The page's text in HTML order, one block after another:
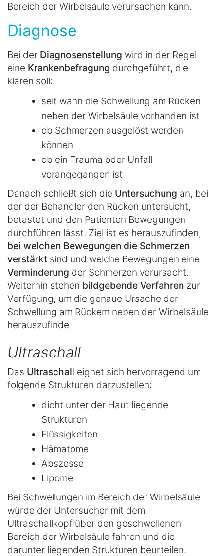
Bereich der Wirbelsäule verursachen kann.
Diagnose
Bei der Diagnosenstellung wird in der Regel
eine Krankenbefragung durchgeführt, die
klären soll:
seit wann die Schwellung am Rücken
neben der Wirbelsäule vorhanden ist
ob Schmerzen ausgelöst werden
können
ob ein Trauma oder Unfall
vorangegangen ist
Danach schließt sich die Untersuchung an, bei
der der Behandler den Rücken untersucht,
betastet und den Patienten Bewegungen
durchführen lässt. Ziel ist es herauszufinden,
bei welchen Bewegungen die Schmerzen
verstärkt sind und welche Bewegungen eine
Verminderung der Schmerzen verursacht.
Weiterhin stehen bildgebende Verfahren zur
Verfügung, um die genaue Ursache der
Schwellung am Rückem neben der Wirbelsäule
herauszufinde
Ultraschall
Das Ultraschall eignet sich hervorragend um
folgende Strukturen darzustellen:
dicht unter der Haut liegende
Strukturen
Flüssigkeiten
Hämatome
Abszesse
Lipome
Bei Schwellungen im Bereich der Wirbelsäule
würde der Untersucher mit dem
Ultraschallkopf über den geschwollenen
Bereich der Wirbelsäule fahren und die
darunter liegenden Strukturen beurteilen.